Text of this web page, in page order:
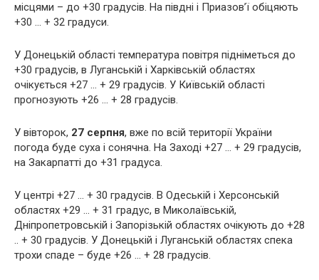
місцями – до +30 градусів. На півдні і Приазов’ї обіцяють
+30 … + 32 градуси.
У Донецькій області температура повітря підніметься до
+30 градусів, в Луганській і Харківській областях
очікується +27 … + 29 градусів. У Київській області
прогнозують +26 … + 28 градусів.
У вівторок, 27 серпня, вже по всій території України
погода буде суха і сонячна. На Заході +27 … + 29 градусів,
на Закарпатті до +31 градуса.
У центрі +27 … + 30 градусів. В Одеській і Херсонській
областях +29 … + 31 градус, в Миколаївській,
Дніпропетровській і Запорізькій областях очікують до +28
.. + 30 градусів. У Донецькій і Луганській областях спека
трохи спаде – буде +26 … + 28 градусів.